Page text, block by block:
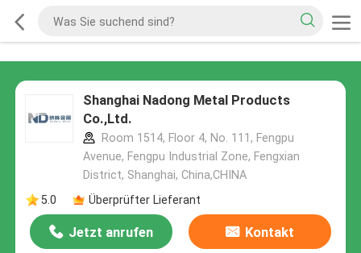
Shanghai Nadong Metal Products
Co.,Ltd.
Room 1514, Floor 4, No. 111, Fengpu
Avenue, Fengpu Industrial Zone, Fengxian
District, Shanghai, China,CHINA
5.0
Überprüfter Lieferant
Jetzt anrufen Kontakt